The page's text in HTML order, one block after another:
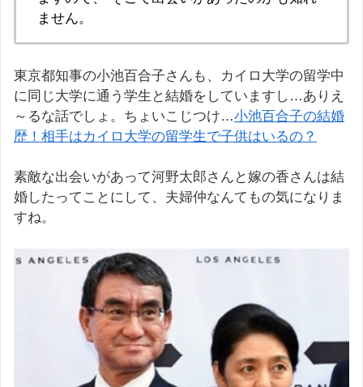
ません。
東京都知事の小池百合子さんも、カイロ大学の留学中
に同じ大学に通う学生と結婚をしていますし…ありえ
～るな話でしょ。ちょいこじつけ…小池百合子の結婚
歴！相手はカイロ大学の留学生で子供はいるの？
素敵な出会いがあって河野太郎さんと嫁の香さんは結
婚したってことにして、夫婦仲なんてもの気になりま
すね。